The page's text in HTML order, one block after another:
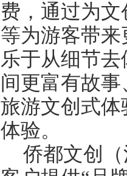
费，通过为
等为游客带
乐于从细节
间更富有故
旅游文创式
体验。
侨都文创